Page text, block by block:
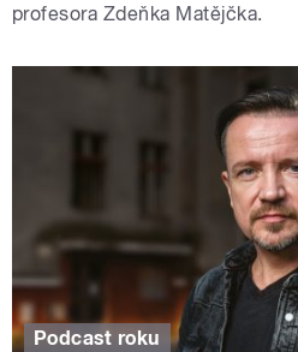
profesora Zdeňka Matějčka.
Podcast roku